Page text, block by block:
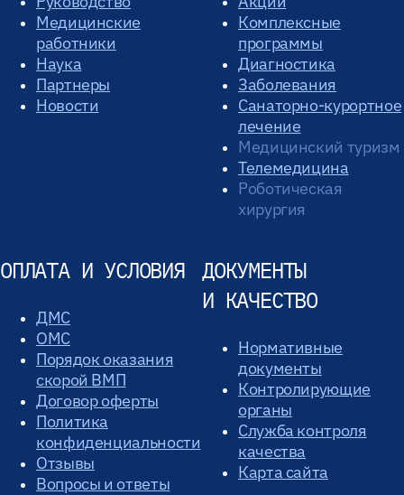
Медицинские
работники
Наука
Партнеры
Новости
Комплексные
программы
Диагностика
Заболевания
Санаторно-курортное
лечение
Медицинский туризм
Телемедицина
Роботическая
хирургия
ОПЛАТА И УСЛОВИЯ
ДМС
ОМС
Порядок оказания
скорой ВМП
Договор оферты
Политика
конфиденциальности
Отзывы
Вопросы и ответы
ДОКУМЕНТЫ
И КАЧЕСТВО
Нормативные
документы
Контролирующие
органы
Служба контроля
качества
Карта сайта